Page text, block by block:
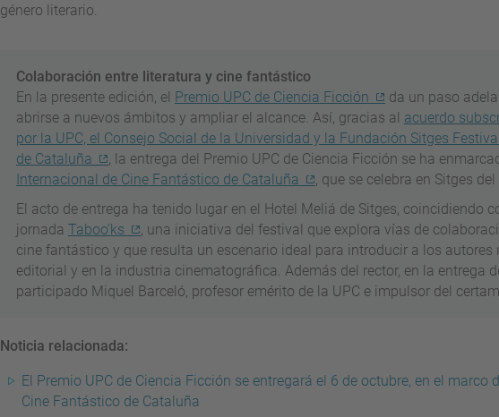
género literario.
Colaboración entre literatura y cine fantástico
En la presente edición, el Premio UPC de Ciencia Ficción
da un paso
abrirse a nuevos ámbitos y ampliar el alcance. Así, gracias al acuerdo
por la UPC, el Consejo Social de la Universidad y la Fundación Sitges
de Cataluña
, la entrega del Premio UPC de Ciencia Ficción se ha
Internacional de Cine Fantástico de Cataluña
, que se celebra en Sitges
El acto de entrega ha tenido lugar en el Hotel Meliá de Sitges, coincidiendo
jornada Taboo’ks
, una iniciativa del festival que explora vías de
cine fantástico y que resulta un escenario ideal para introducir a los autores
editorial y en la industria cinematográfica. Además del rector, en la entrega
participado Miquel Barceló, profesor emérito de la UPC e impulsor del
Noticia relacionada:
El Premio UPC de Ciencia Ficción se entregará el 6 de octubre, en el marco
Cine Fantástico de Cataluña